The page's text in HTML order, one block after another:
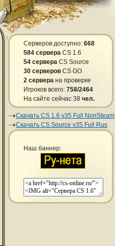
Серверов доступно: 668
584 сервера CS 1.6
54 сервера CS Source
30 серверов CS GO
2 сервера на проверке
Игроков всего: 758/2464
На сайте сейчас 38 чел.
Скачать CS 1.6 v35 Full NonSteam
Скачать CS Source v35 Full Rus
Наш баннер: